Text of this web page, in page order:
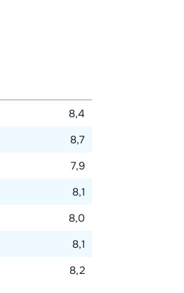
8,4
8,7
7,9
8,1
8,0
8,1
8,2